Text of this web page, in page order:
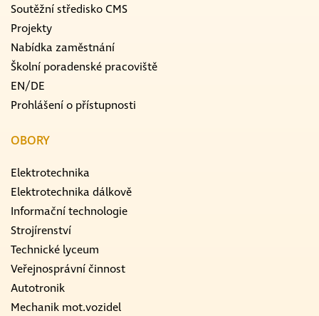
Soutěžní středisko CMS
Projekty
Nabídka zaměstnání
Školní poradenské pracoviště
EN/DE
Prohlášení o přístupnosti
OBORY
Elektrotechnika
Elektrotechnika dálkově
Informační technologie
Strojírenství
Technické lyceum
Veřejnosprávní činnost
Autotronik
Mechanik mot.vozidel